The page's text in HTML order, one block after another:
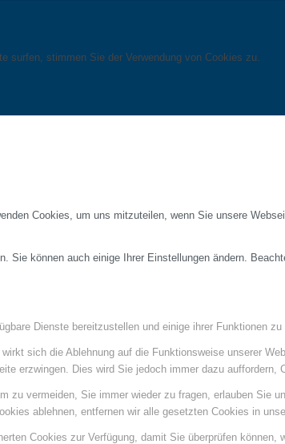
surfen, stimmen Sie der Verwendung von Cookies zu.
Cookies, um uns mitzuteilen, wenn Sie unsere
Sie können auch einige Ihrer Einstellungen ändern.
Dienste bereitzustellen und einige ihrer Funktionen zu
sich die Ablehnung auf die Funktionsweise unserer
erzwingen. Dies wird Sie jedoch immer dazu
zu vermeiden, Sie immer wieder zu fragen, erlauben
ablehnen, entfernen wir alle gesetzten Cookies in
Cookies zur Verfügung, damit Sie überprüfen